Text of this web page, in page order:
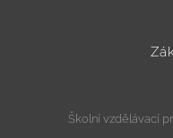
Školní vzdělávací